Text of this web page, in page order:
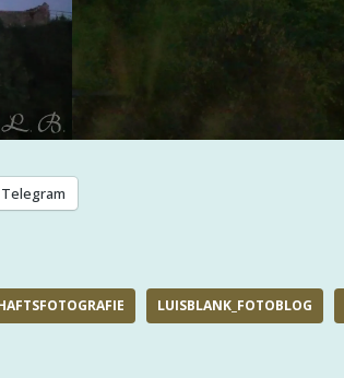
Telegram
LUISBLANK_FOTOBLOG